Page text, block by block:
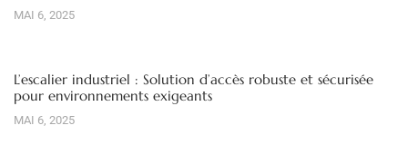
MAI 6, 2025
L’escalier industriel : Solution d’accès robuste et sécurisée
pour environnements exigeants
MAI 6, 2025